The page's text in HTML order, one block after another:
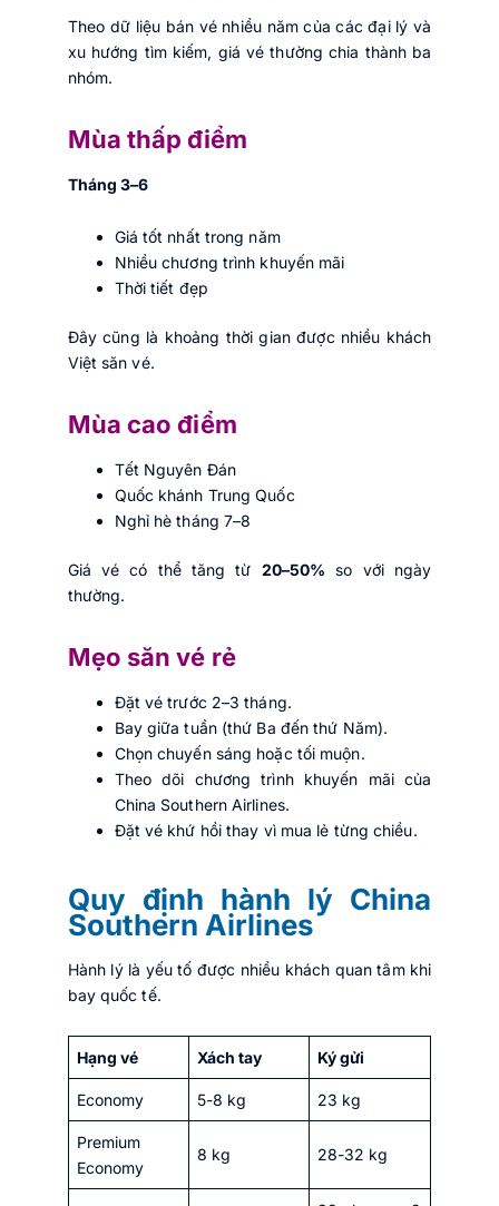
Theo dữ liệu bán vé nhiều năm của các đại lý và
xu hướng tìm kiếm, giá vé thường chia thành ba
nhóm.
Mùa thấp điểm
Tháng 3–6
Giá tốt nhất trong năm
Nhiều chương trình khuyến mãi
Thời tiết đẹp
Đây cũng là khoảng thời gian được nhiều khách
Việt săn vé.
Mùa cao điểm
Tết Nguyên Đán
Quốc khánh Trung Quốc
Nghỉ hè tháng 7–8
Giá vé có thể tăng từ 20–50% so với ngày
thường.
Mẹo săn vé rẻ
Đặt vé trước 2–3 tháng.
Bay giữa tuần (thứ Ba đến thứ Năm).
Chọn chuyến sáng hoặc tối muộn.
Theo dõi chương trình khuyến mãi của
China Southern Airlines.
Đặt vé khứ hồi thay vì mua lẻ từng chiều.
Quy định hành lý China
Southern Airlines
Hành lý là yếu tố được nhiều khách quan tâm khi
bay quốc tế.
Hạng vé Xách tay Ký gửi
Economy 5-8 kg 23 kg
Premium
Economy
8 kg 28-32 kg